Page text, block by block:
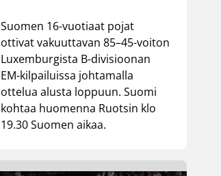
Suomen 16-vuotiaat pojat
ottivat vakuuttavan 85–45-voiton
Luxemburgista B-divisioonan
EM-kilpailuissa johtamalla
ottelua alusta loppuun. Suomi
kohtaa huomenna Ruotsin klo
19.30 Suomen aikaa.